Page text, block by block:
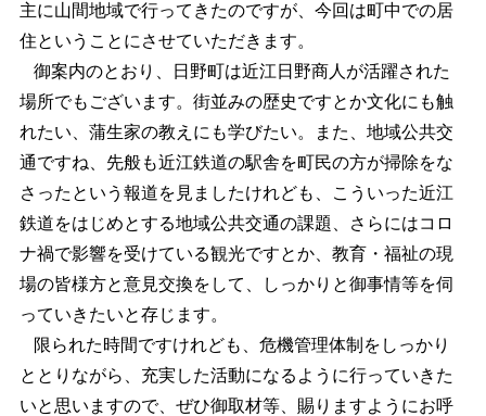
主に山間地域で行ってきたのですが、今回は町中での居
住ということにさせていただきます。
御案内のとおり、日野町は近江日野商人が活躍された
場所でもございます。街並みの歴史ですとか文化にも触
れたい、蒲生家の教えにも学びたい。また、地域公共交
通ですね、先般も近江鉄道の駅舎を町民の方が掃除をな
さったという報道を見ましたけれども、こういった近江
鉄道をはじめとする地域公共交通の課題、さらにはコロ
ナ禍で影響を受けている観光ですとか、教育・福祉の現
場の皆様方と意見交換をして、しっかりと御事情等を伺
っていきたいと存じます。
限られた時間ですけれども、危機管理体制をしっかり
ととりながら、充実した活動になるように行っていきた
いと思いますので、ぜひ御取材等、賜りますようにお呼